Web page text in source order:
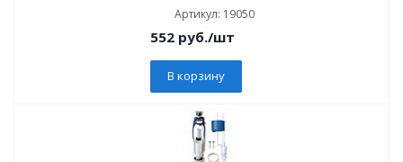
Артикул: 19050
552 руб./шт
В корзину